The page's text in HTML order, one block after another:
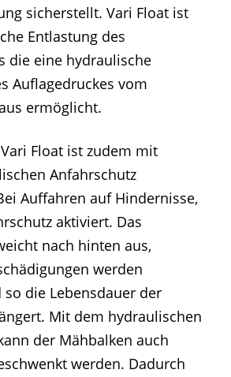
sicherstellt. Vari Float ist
Entlastung des
die eine hydraulische
Auflagedruckes vom
ermöglicht.
Vari Float ist zudem mit
Anfahrschutz
Auffahren auf Hindernisse,
aktiviert. Das
nach hinten aus,
werden
die Lebensdauer der
Mit dem hydraulischen
der Mähbalken auch
werden. Dadurch